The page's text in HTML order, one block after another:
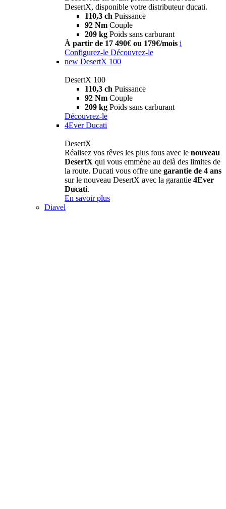
DesertX, disponible votre distributeur ducati.
110,3 ch Puissance
92 Nm Couple
209 kg Poids sans carburant
À partir de 17 490€ ou 179€/mois i
Configurez-le Découvrez-le
new DesertX 100
DesertX 100
110,3 ch Puissance
92 Nm Couple
209 kg Poids sans carburant
Découvrez-le
4Ever Ducati
DesertX
Réalisez vos rêves les plus fous avec le nouveau
DesertX qui vous emmène au delà des limites de
la route. Ducati vous offre une garantie de 4 ans
sur le nouveau DesertX avec la garantie 4Ever
Ducati.
En savoir plus
Diavel